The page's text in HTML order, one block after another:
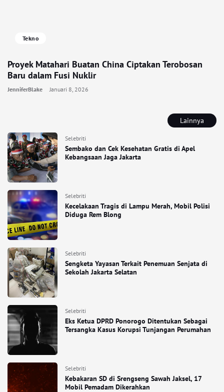
Lainnya
Selebriti
Sembako dan Cek Kesehatan Gratis di Apel
Kebangsaan Jaga Jakarta
Selebriti
Kecelakaan Tragis di Lampu Merah, Mobil Polisi
Diduga Rem Blong
Selebriti
Sengketa Yayasan Terkait Penemuan Senjata di
Sekolah Jakarta Selatan
Selebriti
Eks Ketua DPRD Ponorogo Ditentukan Sebagai
Tersangka Kasus Korupsi Tunjangan Perumahan
Selebriti
Kebakaran SD di Srengseng Sawah Jaksel, 17
Mobil Pemadam Dikerahkan
Tekno
Proyek Matahari Buatan China Ciptakan Terobosan
Baru dalam Fusi Nuklir
JenniferBlake Januari 8, 2026